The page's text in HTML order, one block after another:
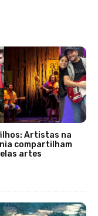
Artistas na
compartilham
artes